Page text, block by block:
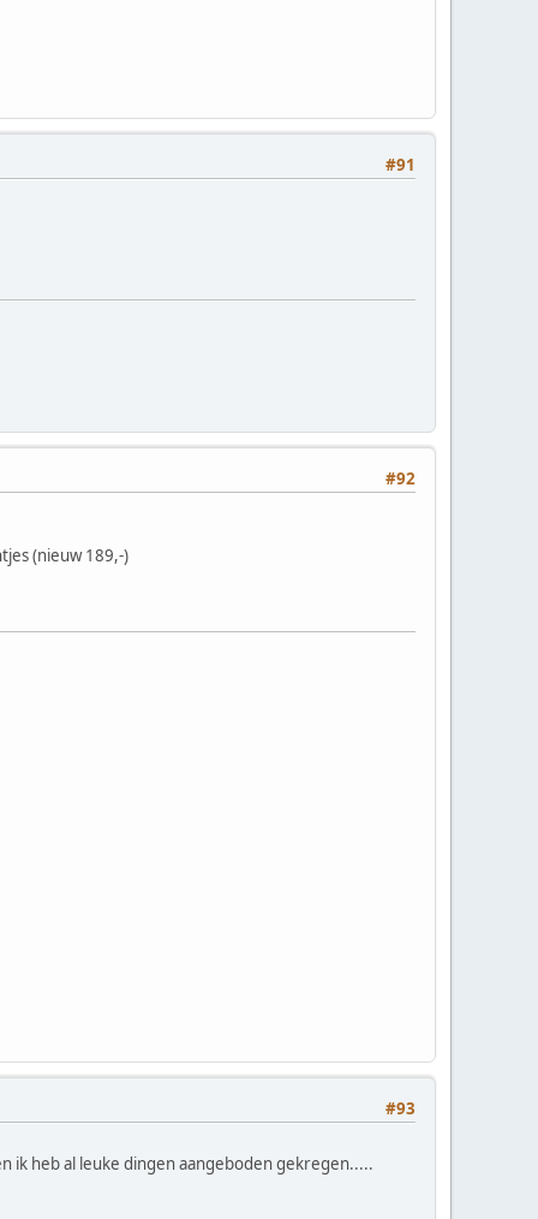
#91
#92
(nieuw 189,-)
#93
ik heb al leuke dingen aangeboden gekregen.....